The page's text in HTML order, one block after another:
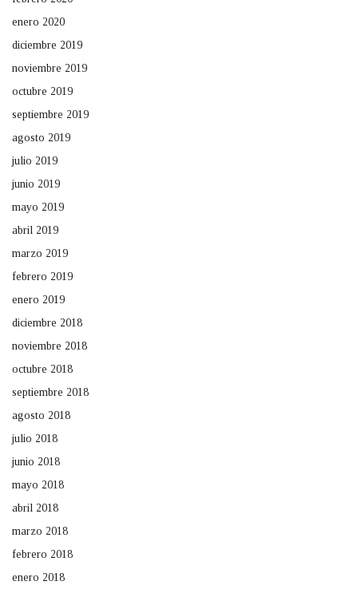
enero 2020
diciembre 2019
noviembre 2019
octubre 2019
septiembre 2019
agosto 2019
julio 2019
junio 2019
mayo 2019
abril 2019
marzo 2019
febrero 2019
enero 2019
diciembre 2018
noviembre 2018
octubre 2018
septiembre 2018
agosto 2018
julio 2018
junio 2018
mayo 2018
abril 2018
marzo 2018
febrero 2018
enero 2018